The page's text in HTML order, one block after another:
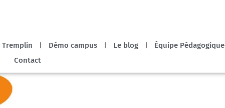
Tremplin Démo campus Le blog
Équipe Pédagogique
Contact